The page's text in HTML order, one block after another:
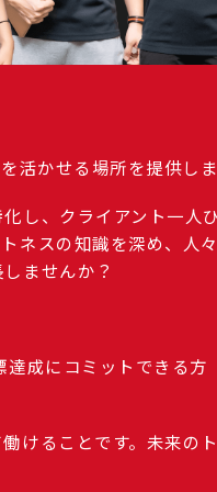
かせる場所を提供しま
し、クライアント一人
ネスの知識を深め、人
ませんか？
成にコミットできる
けることです。未来の